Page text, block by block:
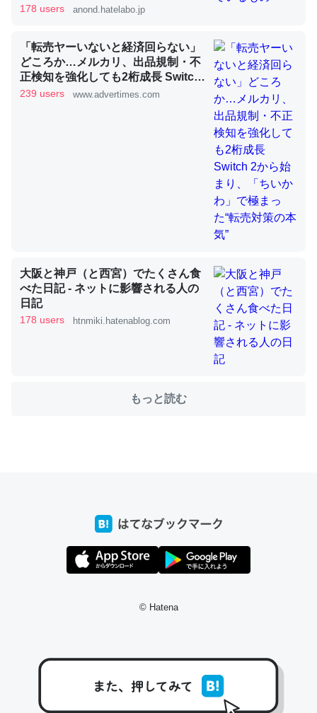
ずキチンを強化してる筈だが、酵素が違うのか？
これを元に考えるとカルシウムを大量に使う脊椎動物と貝
類は苦労してるんだな…。腹足類だと殻を無くしてナメク
─ニュース :: 【研究発表】昆虫学の大問題＝「昆虫はなぜ海にいな
ウチもEchoを実家に置いて４年。でたまに覗いてる。ぼ
ちぼちRingも置こうかと画策中。あと、Googleマップで
位置情報を共有してる。電池残量や充電中かが分かるので
─たまにLINEするくらいだった遠方の父67歳と僕。ITツール導入で
コミュニケーションが劇的に変化した｜tayorini by LIFULL介護
─たまにLINEするくらいだった遠方の父67歳と僕。ITツール導入で
回線代ほとんどかからないですよ。参考：
https://toyoshi.hatenablog.com/entry/2019/05/15/1805
34
178 users anond.hatelabo.jp
「転売ヤーいないと経済回らない」
どころか…メルカリ、出品規制・不
正検知を強化しても2桁成長 Switch
2から始まり、「ちいかわ」で極ま
239 users www.advertimes.com
大阪と神戸（と西宮）でたくさん食
べた日記 - ネットに影響される人の
日記
178 users htnmiki.hatenablog.com
もっと読む
© Hatena